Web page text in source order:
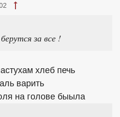
за все !
хлеб печь
варить
на голове быыла